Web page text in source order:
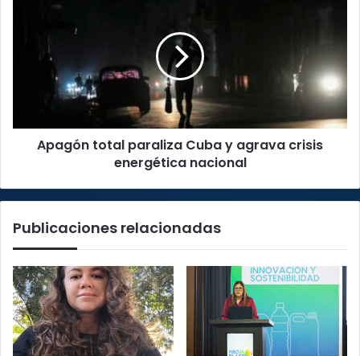
energética
nacional
Apagón total paraliza Cuba y agrava crisis
energética nacional
Publicaciones relacionadas